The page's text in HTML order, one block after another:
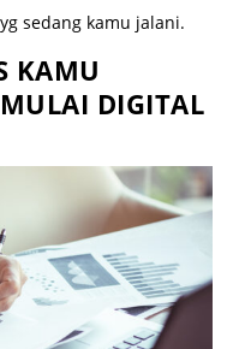
sedang kamu jalani.
KAMU
DIGITAL